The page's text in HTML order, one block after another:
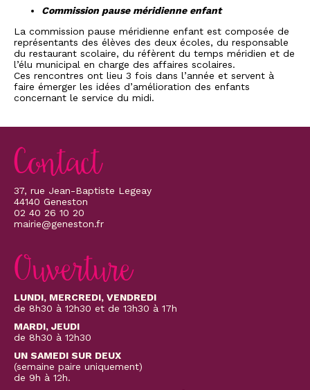
Commission pause méridienne enfant
La commission pause méridienne enfant est composée de
représentants des élèves des deux écoles, du responsable
du restaurant scolaire, du réfèrent du temps méridien et de
l’élu municipal en charge des affaires scolaires.
Ces rencontres ont lieu 3 fois dans l’année et servent à
faire émerger les idées d’amélioration des enfants
concernant le service du midi.
Contact
37, rue Jean-Baptiste Legeay
44140 Geneston
02 40 26 10 20
mairie@geneston.fr
Ouverture
LUNDI, MERCREDI, VENDREDI
de 8h30 à 12h30 et de 13h30 à 17h
MARDI, JEUDI
de 8h30 à 12h30
UN SAMEDI SUR DEUX
(semaine paire uniquement)
de 9h à 12h.